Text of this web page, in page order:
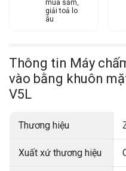
mua sắm,
giải toả lo
âu
Thông tin Máy
vào bằng khuôn
V5L
Thương hiệu
Xuất xứ thương hiệu